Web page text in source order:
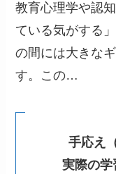
教育心理学や認
ている気がする
の間には大きな
す。この…
手応え
実際の学